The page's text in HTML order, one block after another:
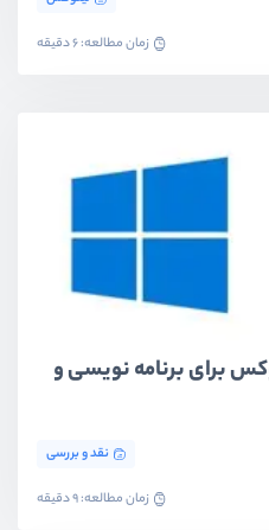
زمان مطالعه: 6 دقیقه
برای برنامه نویسی و
نقد و بررسی
زمان مطالعه: 9 دقیقه